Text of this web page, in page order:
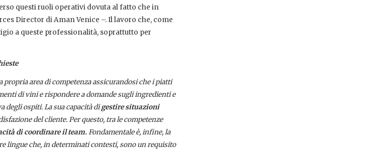
questi ruoli operativi dovuta al fatto che in
Director di Aman Venice –. Il lavoro che, come
a queste professionalità, soprattutto per
propria area di competenza assicurandosi che i piatti
di vini e rispondere a domande sugli ingredienti e
degli ospiti. La sua capacità digestire situazioni
del cliente. Per questo, tra le competenze
di coordinare il team.Fondamentale è, infine, la
lingue che, in determinati contesti, sono un requisito